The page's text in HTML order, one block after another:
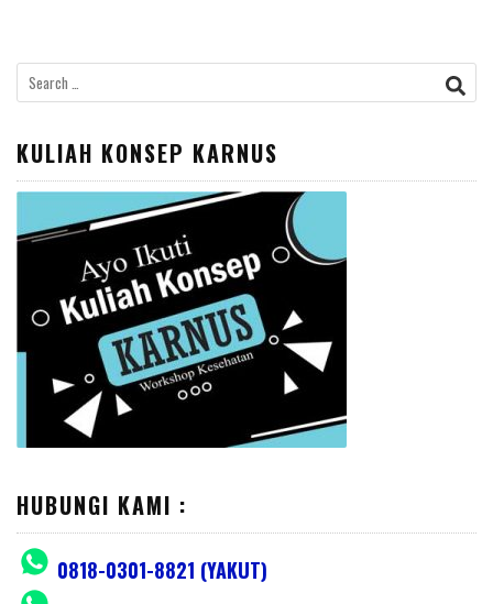
Search
for:
KULIAH KONSEP KARNUS
HUBUNGI KAMI :
0818-0301-8821 (YAKUT)